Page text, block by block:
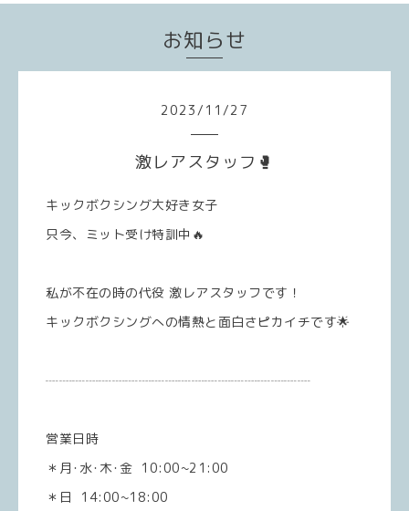
お知らせ
2023/ 11 /27
激レアスタッフ🥊
キックボクシング大好き女子
只今、ミット受け特訓中🔥
私が不在の時の代役 激レアスタッフです！
キックボクシングへの情熱と面白さピカイチです🌟
┈┈┈┈┈┈┈┈┈┈┈┈┈┈┈┈┈┈┈┈
営業日時
＊月･水･木･金 10:00~21:00
＊日 14:00~18:00